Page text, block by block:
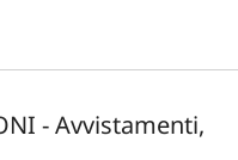
- Avvistamenti,